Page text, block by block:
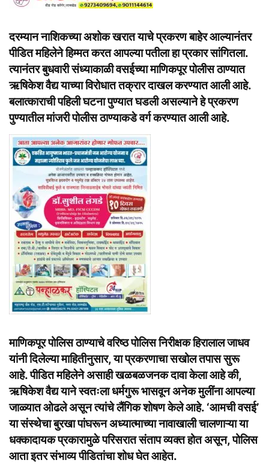
दरम्यान नाशिकच्या अशोक खरात याचे प्रकरण बाहेर आल्यानंतर
पीडित महिलेने हिम्मत करत आपल्या पतीला हा प्रकार सांगितला.
त्यानंतर बुधवारी संध्याकाळी वसईच्या माणिकपूर पोलीस ठाण्यात
ऋषिकेश वैद्य याच्या विरोधात तक्रार दाखल करण्यात आली आहे.
बलात्काराची पहिली घटना पुण्यात घडली असल्याने हे प्रकरण
पुण्यातील मांजरी पोलीस ठाण्याकडे वर्ग करण्यात आली आहे.
माणिकपूर पोलिस ठाण्याचे वरिष्ठ पोलिस निरीक्षक हिरालाल जाधव
यांनी दिलेल्या माहितीनुसार, या प्रकरणाचा सखोल तपास सुरू
आहे. पीडित महिलेने असाही खळबळजनक दावा केला आहे की,
ऋषिकेश वैद्य याने स्वतःला धर्मगुरू भासवून अनेक मुलींना आपल्या
जाळ्यात ओढले असून त्यांचे लैंगिक शोषण केले आहे. ‘आमची वसई’
या संस्थेचा बुरखा पांघरून अध्यात्माच्या नावाखाली चालणाऱ्या या
धक्कादायक प्रकारामुळे परिसरात संताप व्यक्त होत असून, पोलिस
आता इतर संभाव्य पीडितांचा शोध घेत आहेत.